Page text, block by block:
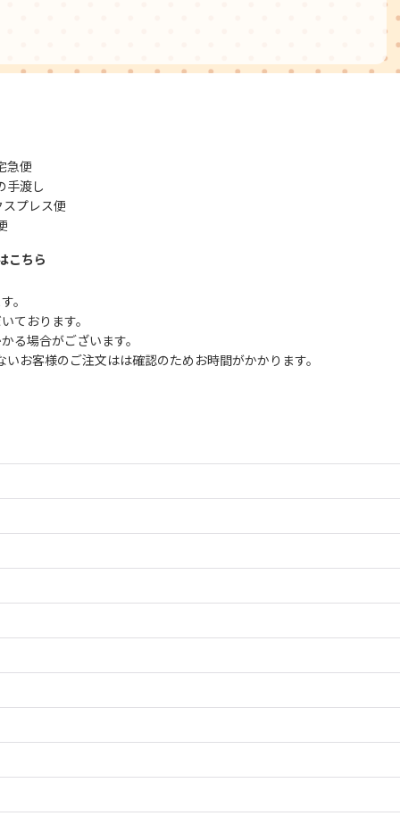
急便
手渡し
プレス便
こちら
。
ております。
る場合がございます。
お客様のご注文はは確認のためお時間がかかります。